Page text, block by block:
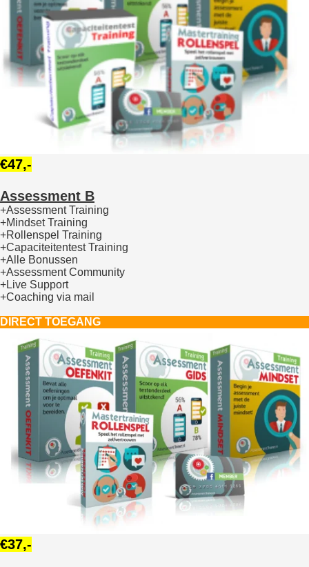
€47,-
Assessment B
+Assessment Training
+Mindset Training
+Rollenspel Training
+Capaciteitentest Training
+Alle Bonussen
+Assessment Community
+Live Support
+Coaching via mail
DIRECT TOEGANG
€37,-